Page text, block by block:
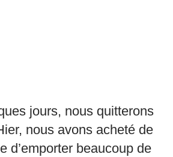
jours, nous quitterons
nous avons acheté de
d’emporter beaucoup de